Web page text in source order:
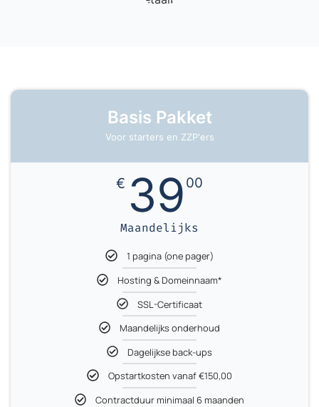
Basis Pakket
Voor starters en ZZP'ers
€ 39 00
Maandelijks
1 pagina (one pager)
Hosting & Domeinnaam*
SSL-Certificaat
Maandelijks onderhoud
Dagelijkse back-ups
Opstartkosten vanaf €150,00
Contractduur minimaal 6 maanden